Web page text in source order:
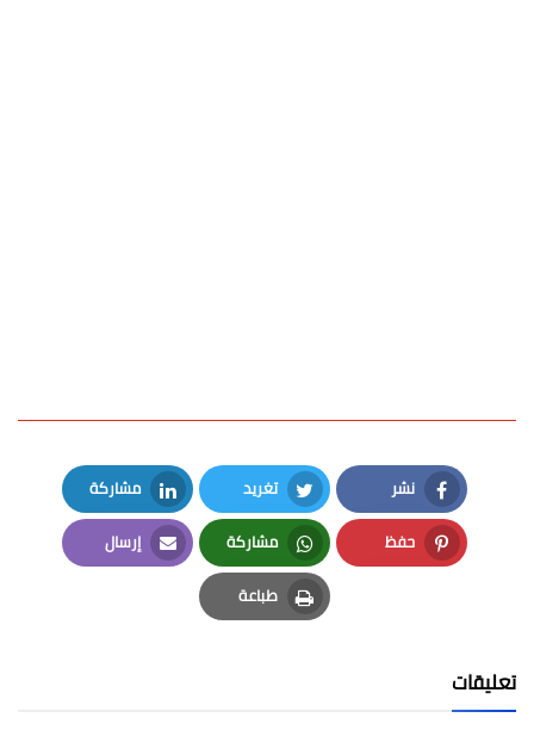
نشر
Facebook
تغريد
Twitter
مشاركة
LinkedIn
حفظ
Pinterest
مشاركة
Whatsapp
إرسال
Email
طباعة
Print
تعليقات